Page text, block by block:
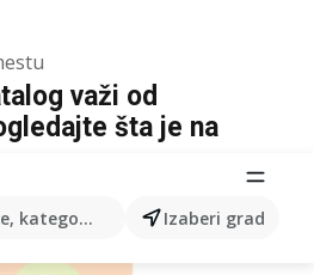
kategorije, proizvode...Izaberi grad
važi od
šta je na